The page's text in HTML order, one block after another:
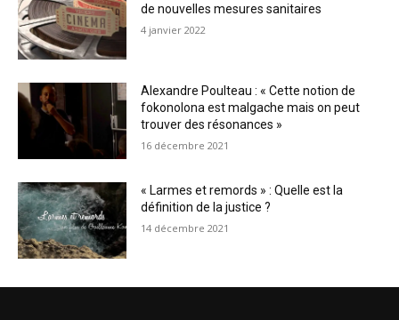
de nouvelles mesures sanitaires
4 janvier 2022
Alexandre Poulteau : « Cette notion de
fokonolona est malgache mais on peut
trouver des résonances »
16 décembre 2021
« Larmes et remords » : Quelle est la
définition de la justice ?
14 décembre 2021